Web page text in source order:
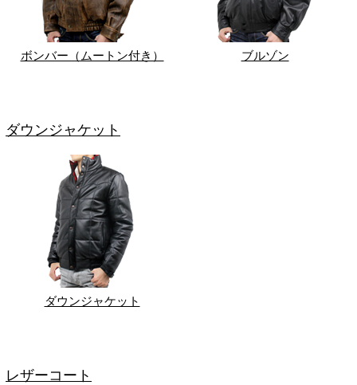
ボンバー（ムートン付き） ブルゾン
ダウンジャケット
ダウンジャケット
レザーコート